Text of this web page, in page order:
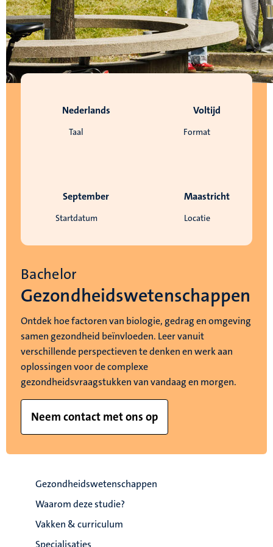
Taal
Nederlands
Format
Voltijd
Startdatum
September
Locatie
Maastricht
Bachelor
Gezondheidswetenschappen
Ontdek hoe factoren van biologie, gedrag en omgeving
samen gezondheid beïnvloeden. Leer vanuit
verschillende perspectieven te denken en werk aan
oplossingen voor de complexe
gezondheidsvraagstukken van vandaag en morgen.
Neem contact met ons op
Gezondheidswetenschappen
Waarom deze studie?
Vakken & curriculum